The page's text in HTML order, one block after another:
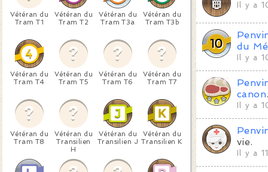
Vétéran du
Tram T1
Vétéran du
Tram T2
Vétéran du
Tram T3a
Vétéran du
Tram T3b
Vétéran du
Tram T4
Vétéran du
Tram T5
Vétéran du
Tram T6
Vétéran du
Tram T7
Vétéran du
Tram T8
Vétéran du
Transilien
H
Vétéran du
Transilien J
Vétéran du
Transilien K
Il y a
du
Il y a
canon
Il y a
vie.
Il y a